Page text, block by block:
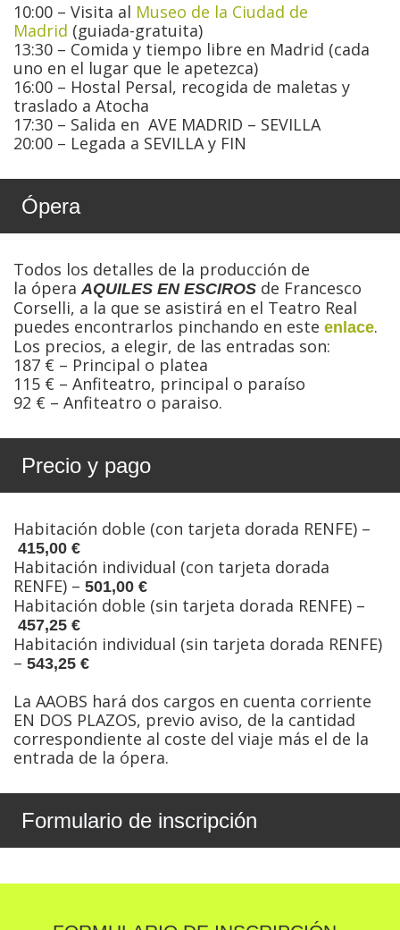
10:00 – Visita al Museo de la Ciudad de
Madrid (guiada-gratuita)
13:30 – Comida y tiempo libre en Madrid (cada
uno en el lugar que le apetezca)
16:00 – Hostal Persal, recogida de maletas y
traslado a Atocha
17:30 – Salida en AVE MADRID – SEVILLA
20:00 – Legada a SEVILLA y FIN
Ópera
Todos los detalles de la producción de
la ópera AQUILES EN ESCIROS de Francesco
Corselli, a la que se asistirá en el Teatro Real
puedes encontrarlos pinchando en este enlace.
Los precios, a elegir, de las entradas son:
187 € – Principal o platea
115 € – Anfiteatro, principal o paraíso
92 € – Anfiteatro o paraiso.
Precio y pago
Habitación doble (con tarjeta dorada RENFE) –
415,00 €
Habitación individual (con tarjeta dorada
RENFE) – 501,00 €
Habitación doble (sin tarjeta dorada RENFE) –
457,25 €
Habitación individual (sin tarjeta dorada RENFE)
– 543,25 €
La AAOBS hará dos cargos en cuenta corriente
EN DOS PLAZOS, previo aviso, de la cantidad
correspondiente al coste del viaje más el de la
entrada de la ópera.
Formulario de inscripción